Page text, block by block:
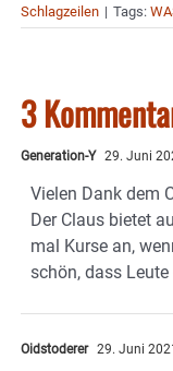
Schlagzeilen | Tags:
3
Generation-Y 29. Juni
Vielen Dank dem
Der Claus bietet
mal Kurse an,
schön, dass
Oidstoderer 29. Juni